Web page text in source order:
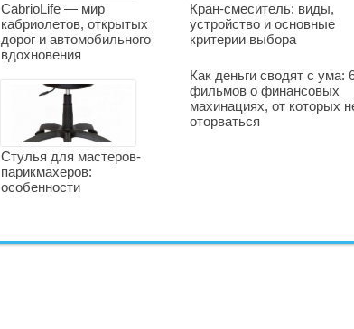
CabrioLife — мир
кабриолетов, открытых
дорог и автомобильного
вдохновения
Кран-смеситель: виды,
устройство и основные
критерии выбора
Стулья для мастеров-
парикмахеров:
особенности
Как деньги сводят с ума:
фильмов о финансовых
махинациях, от которых
оторваться